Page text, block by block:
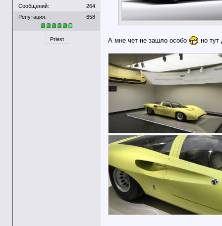
Сообщений:
264
Репутация:
658
Priest А мне чет не зашло особо но тут